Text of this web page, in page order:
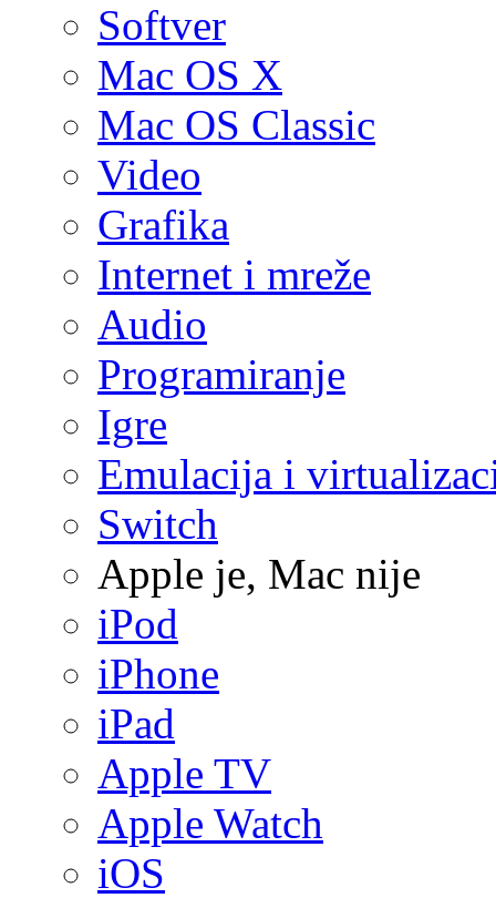
Softver
Mac OS X
Mac OS Classic
Video
Grafika
Internet i mreže
Audio
Programiranje
Igre
Emulacija i
Switch
Apple je, Mac nije
iPod
iPhone
iPad
Apple TV
Apple Watch
iOS